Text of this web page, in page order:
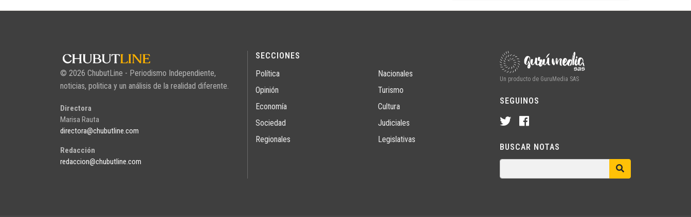
© 2026 ChubutLine - Periodismo Independiente,
noticias, politica y un análisis de la realidad diferente.
Directora
Marisa Rauta
directora@chubutline.com
Redacción
redaccion@chubutline.com
SECCIONES
Política
Opinión
Economía
Sociedad
Regionales
Nacionales
Turismo
Cultura
Judiciales
Legislativas
Un producto de GuruMedia SAS
SEGUINOS
BUSCAR NOTAS